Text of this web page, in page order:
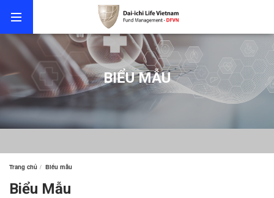
BIỂU MẪU
Trang chủ Biểu mẫu
Biểu Mẫu